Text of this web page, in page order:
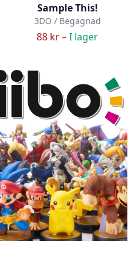
Sample This!
3DO / Begagnad
88 kr –I lager